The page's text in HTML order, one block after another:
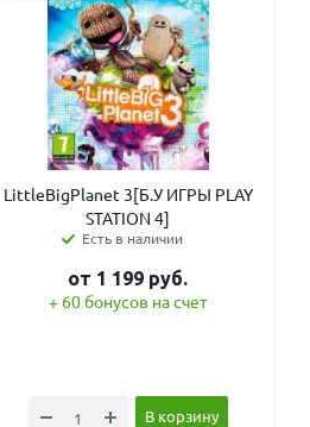
LittleBigPlanet 3[Б.У ИГРЫ PLAY
STATION 4]
Есть в наличии
от 1 199 руб.
+ 60 бонусов на счет
В корзину